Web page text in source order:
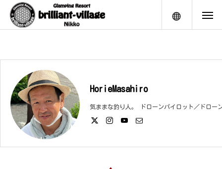
メニュー
HorieMasahiro
気ままな釣り人。 ドローンパイロット／ドロー